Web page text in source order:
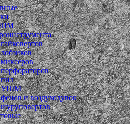
пил
УШМ
и воздуходувок
шуруповертов